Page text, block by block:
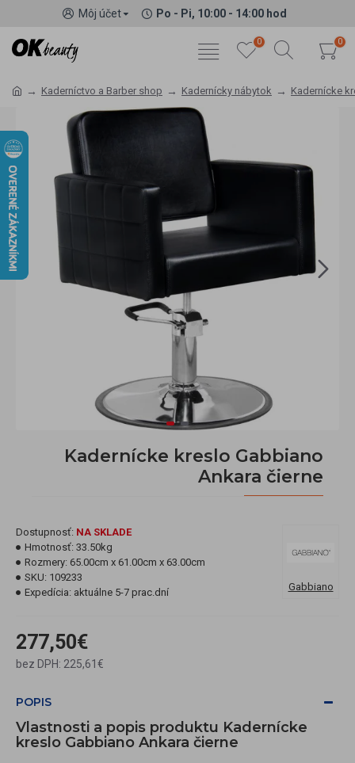
Môj účet Po - Pi, 10:00 - 14:00 hod
0 0
Kaderníctvo a Barber shop Kadernícky nábytok Kadernícke
Kadernícke kreslo Gabbiano
Ankara čierne
277,50€
bez DPH: 225,61€
Dostupnosť: NA SKLADE
Hmotnosť: 33.50kg
Rozmery: 65.00cm x 61.00cm x 63.00cm
SKU: 109233
Expedícia: aktuálne 5-7 prac.dní Gabbiano
POPIS
Vlastnosti a popis produktu Kadernícke
kreslo Gabbiano Ankara čierne